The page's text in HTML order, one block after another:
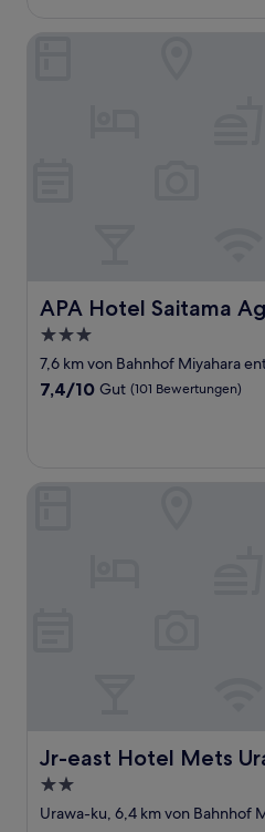
(248
APA Hotel Saitama
APA Hotel Saitama Ageo
3.0-
Sterne-
Unterkunft
7,6 km von Bahnhof Miyahara
7.4
Bewertungen)
7,4/10 Gut (101 Bewertungen)
Jr-east Hotel Mets
Jr-east Hotel Mets Urawa
2.0-
Sterne-
Urawa-ku, 6,4 km von Bahnhof